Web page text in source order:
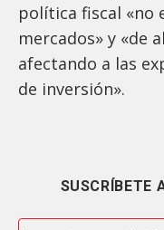
política fiscal «no
mercados» y «de
afectando a las
de inversión».
SUSCRÍBETE